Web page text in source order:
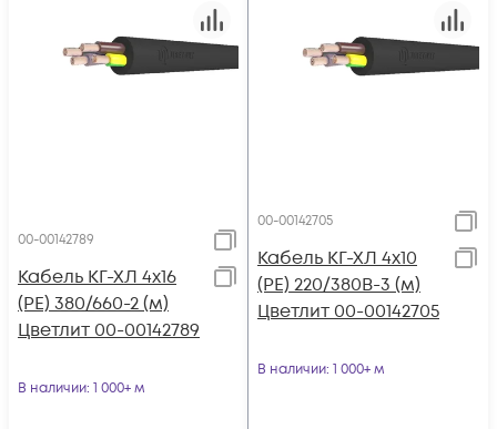
00-00142789
Кабель КГ-ХЛ 4х16
(PE) 380/660-2 (м)
Цветлит 00-00142789
В наличии: 1 000+ м
00-00142705
Кабель КГ-ХЛ 4х10
(PE) 220/380В-3 (м)
Цветлит 00-00142705
В наличии: 1 000+ м